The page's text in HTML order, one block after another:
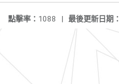
最後更新日期：
點擊率： 1088 |